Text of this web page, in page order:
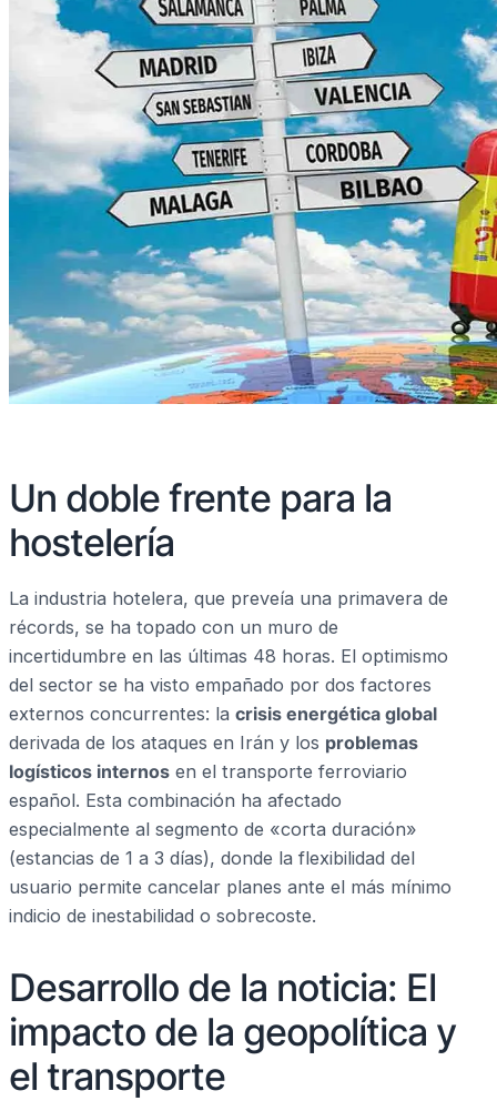
Un doble frente para la
hostelería
La industria hotelera, que preveía una primavera de
récords, se ha topado con un muro de
incertidumbre en las últimas 48 horas. El optimismo
del sector se ha visto empañado por dos factores
externos concurrentes: la crisis energética global
derivada de los ataques en Irán y los problemas
logísticos internos en el transporte ferroviario
español. Esta combinación ha afectado
especialmente al segmento de «corta duración»
(estancias de 1 a 3 días), donde la flexibilidad del
usuario permite cancelar planes ante el más mínimo
indicio de inestabilidad o sobrecoste.
Desarrollo de la noticia: El
impacto de la geopolítica y
el transporte